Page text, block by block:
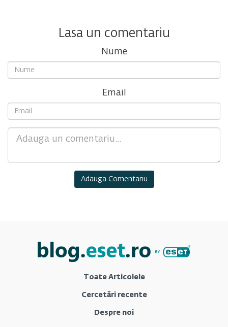
Lasa un comentariu
Nume
Email
Toate Articolele
Cercetări recente
Despre noi